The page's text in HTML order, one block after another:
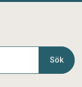
Sök